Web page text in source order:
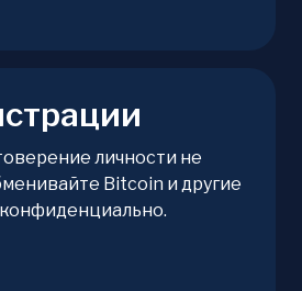
личности не
Bitcoin и другие